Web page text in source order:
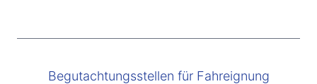
Begutachtungsstellen für Fahreignung